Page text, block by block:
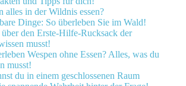
alles in der Wildnis essen?
Dinge: So überleben Sie im Wald!
den Erste-Hilfe-Rucksack der
musst!
Wespen ohne Essen? Alles, was du
musst!
du in einem geschlossenen Raum